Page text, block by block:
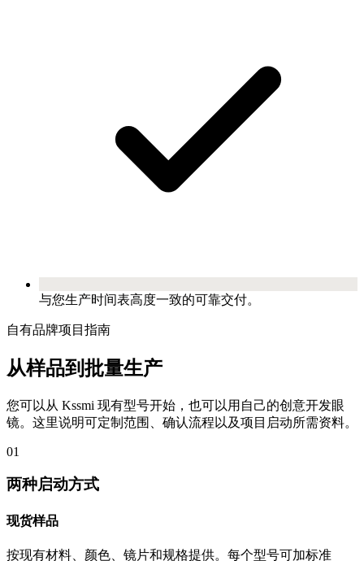
与您生产时间表高度一致的可靠交付。
自有品牌项目指南
从样品到批量生产
您可以从 Kssmi 现有型号开始，也可以用自己的创意开发眼
镜。这里说明可定制范围、确认流程以及项目启动所需资料。
01
两种启动方式
现货样品
按现有材料、颜色、镜片和规格提供。每个型号可加标准